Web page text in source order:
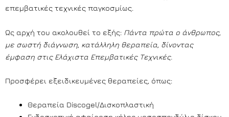
επεμβατικές τεχνικές παγκοσμίως.
Ως αρχή του ακολουθεί το εξής: Πάντα πρώτα ο άνθρωπος,
με σωστή διάγνωση, κατάλληλη θεραπεία, δίνοντας
έμφαση στις Ελάχιστα Επεμβατικές Τεχνικές.
Προσφέρει εξειδικευμένες θεραπείες, όπως:
Θεραπεία Discogel/Δισκοπλαστική